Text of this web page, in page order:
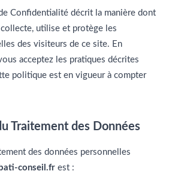
Confidentialité décrit la manière dont
collecte, utilise et protège les
des visiteurs de ce site. En
acceptez les pratiques décrites
politique est en vigueur à compter
Traitement des Données
des données personnelles
conseil.fr est :